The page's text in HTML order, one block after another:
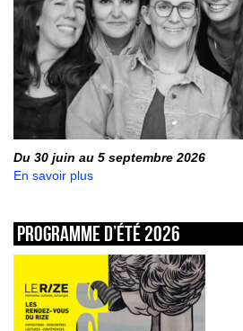
Du 30 juin au 5 septembre 2026
En savoir plus
Programme d’été 2026